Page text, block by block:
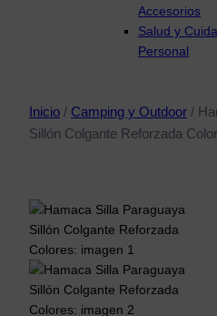
Accesorios
Salud y
Personal
Inicio / Camping y Outdoor /
Sillón Colgante Reforzada